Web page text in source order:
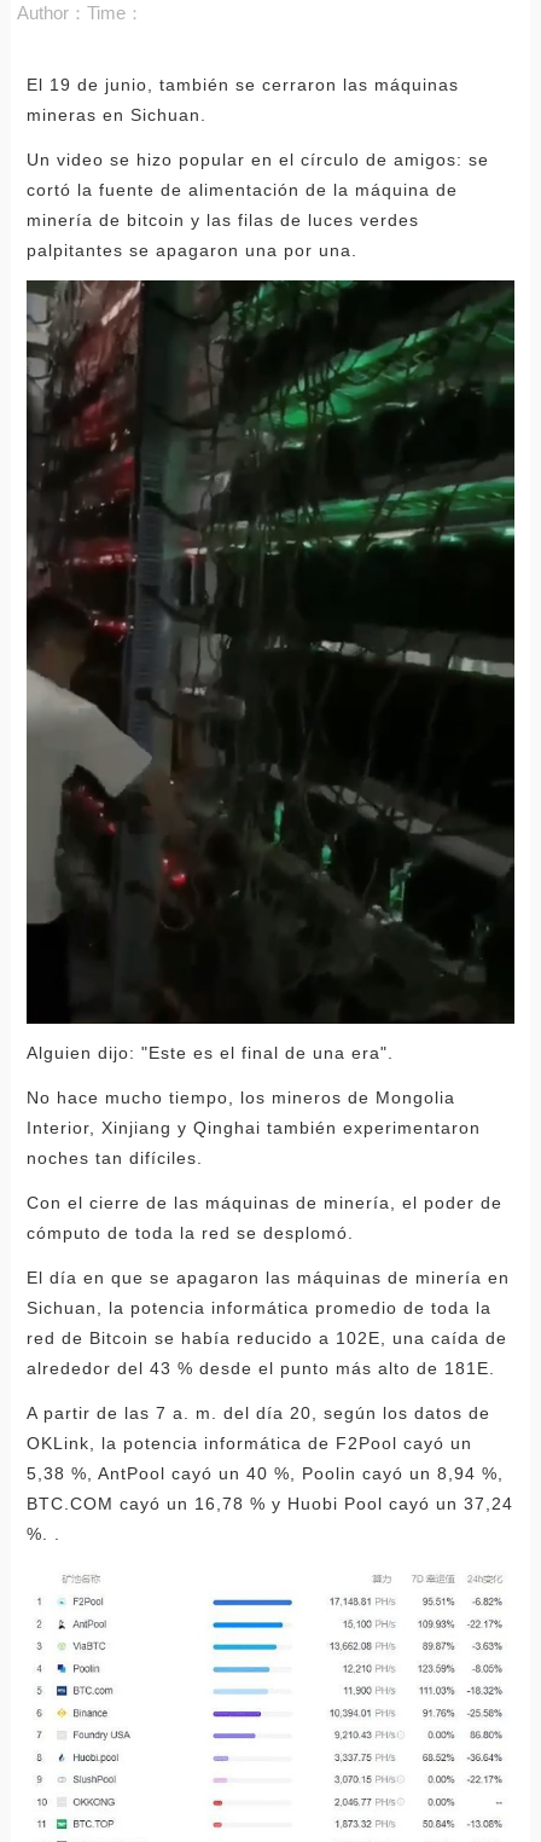
Author： Time：
El 19 de junio, también se cerraron las máquinas
mineras en Sichuan.
Un video se hizo popular en el círculo de amigos: se
cortó la fuente de alimentación de la máquina de
minería de bitcoin y las filas de luces verdes
palpitantes se apagaron una por una.
Alguien dijo: "Este es el final de una era".
No hace mucho tiempo, los mineros de Mongolia
Interior, Xinjiang y Qinghai también experimentaron
noches tan difíciles.
Con el cierre de las máquinas de minería, el poder de
cómputo de toda la red se desplomó.
El día en que se apagaron las máquinas de minería en
Sichuan, la potencia informática promedio de toda la
red de Bitcoin se había reducido a 102E, una caída de
alrededor del 43 % desde el punto más alto de 181E.
A partir de las 7 a. m. del día 20, según los datos de
OKLink, la potencia informática de F2Pool cayó un
5,38 %, AntPool cayó un 40 %, Poolin cayó un 8,94 %,
BTC.COM cayó un 16,78 % y Huobi Pool cayó un 37,24
%. .